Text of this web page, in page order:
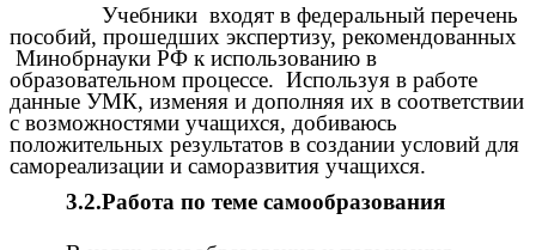
Учебники входят в федеральный перечень
пособий, прошедших экспертизу, рекомендованных
Минобрнауки РФ к использованию в
образовательном процессе. Используя в работе
данные УМК, изменяя и дополняя их в соответствии
с возможностями учащихся, добиваюсь
положительных результатов в создании условий для
самореализации и саморазвития учащихся.
3.2.Работа по теме самообразования